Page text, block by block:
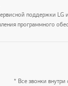
поддержки
программного
* Все звонки